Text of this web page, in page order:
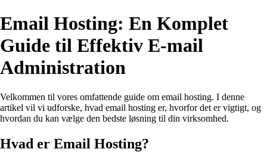
Email Hosting: En Komplet
Guide til Effektiv E-mail
Administration
Velkommen til vores omfattende guide om email hosting. I denne
artikel vil vi udforske, hvad email hosting er, hvorfor det er vigtigt, og
hvordan du kan vælge den bedste løsning til din virksomhed.
Hvad er Email Hosting?